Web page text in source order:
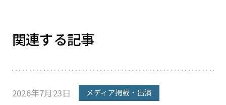
関連する記事
2026年7月23日 メディア掲載・出演